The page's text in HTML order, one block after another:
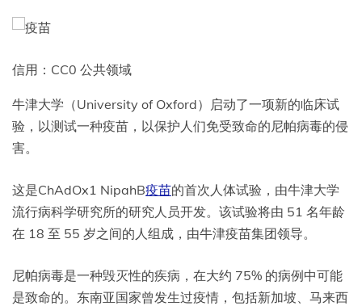
信用：CC0 公共领域
牛津大学（University of Oxford）启动了一项新的临床试
验，以测试一种疫苗，以保护人们免受致命的尼帕病毒的侵
害。
这是ChAdOx1 NipahB疫苗的首次人体试验，由牛津大学
流行病科学研究所的研究人员开发。该试验将由 51 名年龄
在 18 至 55 岁之间的人组成，由牛津疫苗集团领导。
尼帕病毒是一种毁灭性的疾病，在大约 75% 的病例中可能
是致命的。东南亚国家曾发生过疫情，包括新加坡、马来西